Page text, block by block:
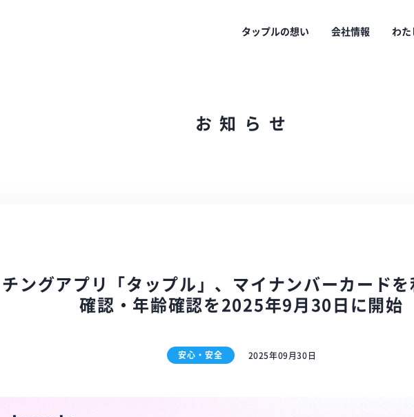
タップルの想い 会社情報 わた
お 知 ら せ
ングアプリ「タップル」、マイナンバーカードを
確認・年齢確認を2025年9月30日に開始
安心・安全 2025年09月30日